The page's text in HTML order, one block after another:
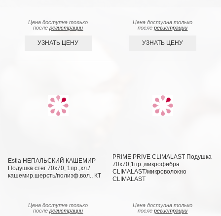
Цена доступна только
послерегистрации
УЗНАТЬ ЦЕНУ
Цена доступна только
послерегистрации
УЗНАТЬ ЦЕНУ
Estia НЕПАЛЬСКИЙ КАШЕМИР
Подушка стег 70х70, 1пр.,хл./
кашемир.шерсть/полиэф.вол., КТ
Цена доступна только
послерегистрации
PRIME PRIVE CLIMALAST Подушка
70х70,1пр.,микрофибра
CLIMALAST/микроволокно
CLIMALAST
Цена доступна только
послерегистрации